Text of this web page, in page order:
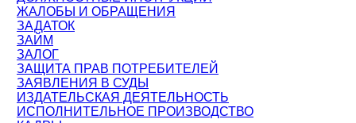
ЖАЛОБЫ И ОБРАЩЕНИЯ
ЗАДАТОК
ЗАЙМ
ЗАЛОГ
ЗАЩИТА ПРАВ ПОТРЕБИТЕЛЕЙ
ЗАЯВЛЕНИЯ В СУДЫ
ИЗДАТЕЛЬСКАЯ ДЕЯТЕЛЬНОСТЬ
ИСПОЛНИТЕЛЬНОЕ ПРОИЗВОДСТВО